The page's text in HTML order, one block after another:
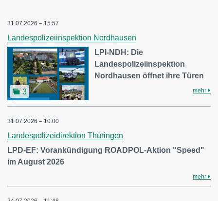
31.07.2026 – 15:57
Landespolizeiinspektion Nordhausen
3
LPI-NDH: Die
Landespolizeiinspektion
Nordhausen öffnet ihre Türen
mehr
31.07.2026 – 10:00
Landespolizeidirektion Thüringen
LPD-EF: Vorankündigung ROADPOL-Aktion "Speed"
im August 2026
mehr